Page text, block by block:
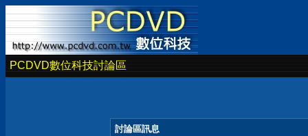
PCDVD數位科技討論區
討論區訊息